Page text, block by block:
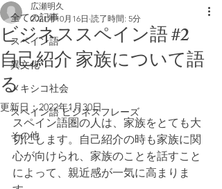
全ての記事
スペイン語
異文化
メキシコ社会
スペイン語 ビジネスフレーズ
その他
ビジネススペイン語 #2
自己紹介 家族について語
る
広瀬明久
2021年10月16日 読了時間: 5分
更新日：2022年1月30日
スペイン語圏の人は、家族をとても大
切にします。自己紹介の時も家族に関
心が向けられ、家族のことを話すこと
によって、親近感が一気に高まりま